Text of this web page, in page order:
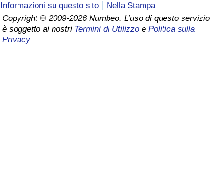
Informazioni su questo sito
Nella Stampa
Copyright © 2009-2026 Numbeo. L’uso di questo servizio
è soggetto ai nostri Termini di Utilizzo e Politica sulla
Privacy
Indice del Tasso di Criminalità (Corrente)
Indice della Criminalità